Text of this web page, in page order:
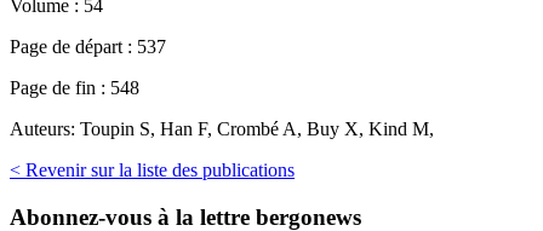
Volume : 54
Page de départ : 537
Page de fin : 548
Auteurs: Toupin S, Han F, Crombé A, Buy X, Kind M,
< Revenir sur la liste des publications
Abonnez-vous à la lettre bergonews